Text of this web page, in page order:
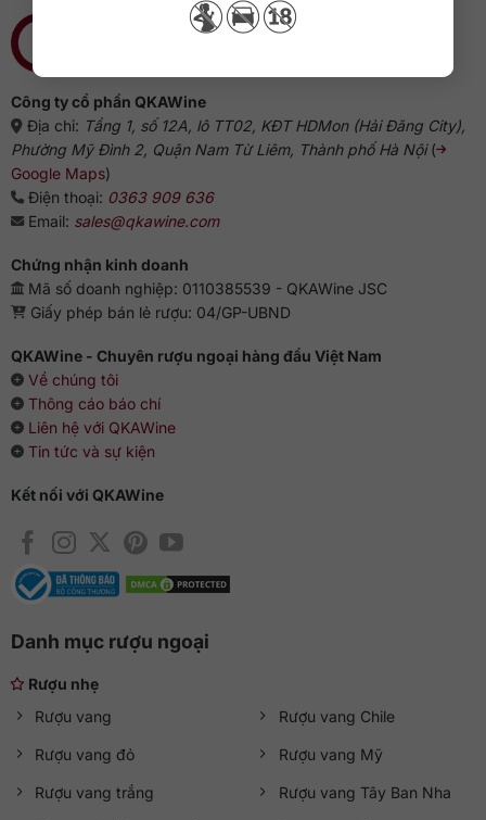
Công ty cổ phần QKAWine
Địa chỉ: Tầng 1, số 12A, lô TT02, KĐT HDMon (Hải Đăng City),
Phường Mỹ Đình 2, Quận Nam Từ Liêm, Thành phố Hà Nội(
Google Maps)
Điện thoại: 0363 909 636
Email: sales@qkawine.com
Chứng nhận kinh doanh
Mã số doanh nghiệp: 0110385539 - QKAWine JSC
Giấy phép bán lẻ rượu: 04/GP-UBND
QKAWine - Chuyên rượu ngoại hàng đầu Việt Nam
Về chúng tôi
Thông cáo báo chí
Liên hệ với QKAWine
Tin tức và sự kiện
Kết nối với QKAWine
Danh mục rượu ngoại
Rượu nhẹ
Rượu vang
Rượu vang đỏ
Rượu vang trắng
Rượu vang Chile
Rượu vang Mỹ
Rượu vang Tây Ban Nha